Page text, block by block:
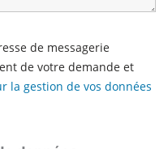
de messagerie
de votre demande et
la gestion de vos données